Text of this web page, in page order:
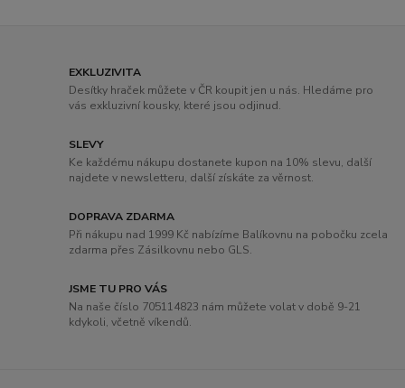
EXKLUZIVITA
Desítky hraček můžete v ČR koupit jen u nás. Hledáme pro
vás exkluzivní kousky, které jsou odjinud.
SLEVY
Ke každému nákupu dostanete kupon na 10% slevu, další
najdete v newsletteru, další získáte za věrnost.
DOPRAVA ZDARMA
Při nákupu nad 1999 Kč nabízíme Balíkovnu na pobočku zcela
zdarma přes Zásilkovnu nebo GLS.
JSME TU PRO VÁS
Na naše číslo 705114823 nám můžete volat v době 9-21
kdykoli, včetně víkendů.